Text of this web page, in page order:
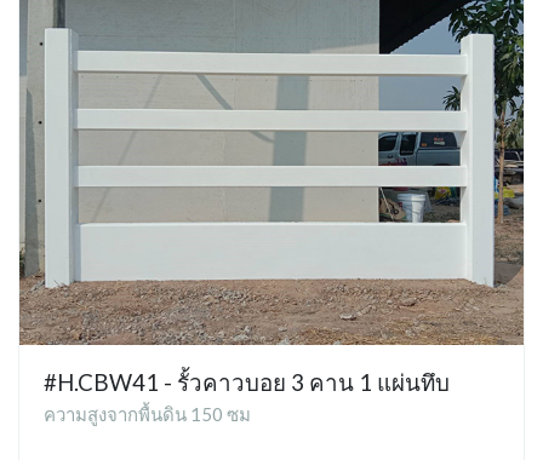
#H.CBW41 - รั้วคาวบอย 3 คาน 1 แผ่นทึบ
ความสูงจากพื้นดิน 150 ซม